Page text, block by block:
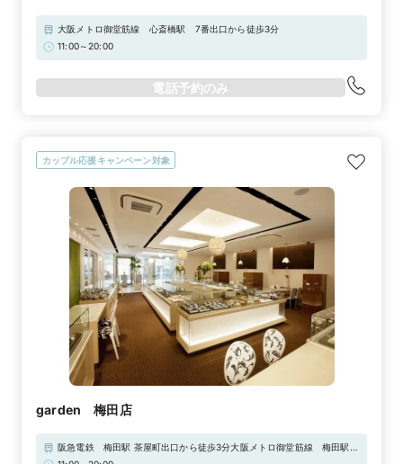
大阪メトロ御堂筋線 心斎橋駅 7番出口から徒歩3分
11:00～20:00
電話予約のみ
カップル応援キャンペーン対象
garden 梅田店
阪急電鉄 梅田駅 茶屋町出口から徒歩3分大阪メトロ御堂筋線 梅田駅か
ら徒歩5分JR大阪駅から徒歩8分